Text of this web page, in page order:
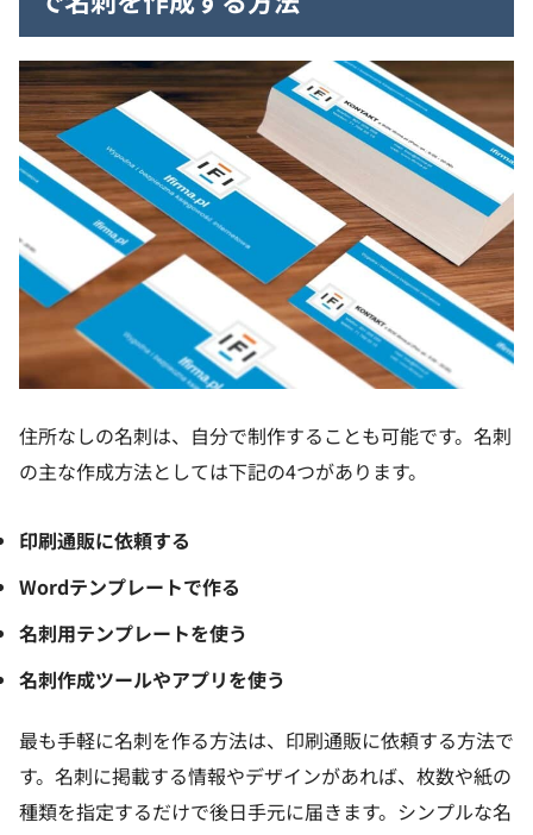
住所なしの名刺は、自分で制作することも可能です。名刺
の主な作成方法としては下記の4つがあります。
印刷通販に依頼する
Wordテンプレートで作る
名刺用テンプレートを使う
名刺作成ツールやアプリを使う
最も手軽に名刺を作る方法は、印刷通販に依頼する方法で
す。名刺に掲載する情報やデザインがあれば、枚数や紙の
種類を指定するだけで後日手元に届きます。シンプルな名